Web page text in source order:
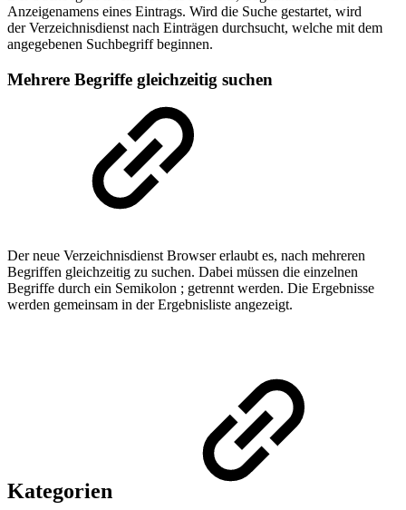
Anzeigenamens eines Eintrags. Wird die Suche gestartet, wird
der Verzeichnisdienst nach Einträgen durchsucht, welche mit dem
angegebenen Suchbegriff beginnen.
Mehrere Begriffe gleichzeitig suchen
Der neue Verzeichnisdienst Browser erlaubt es, nach mehreren
Begriffen gleichzeitig zu suchen. Dabei müssen die einzelnen
Begriffe durch ein Semikolon ; getrennt werden. Die Ergebnisse
werden gemeinsam in der Ergebnisliste angezeigt.
Kategorien